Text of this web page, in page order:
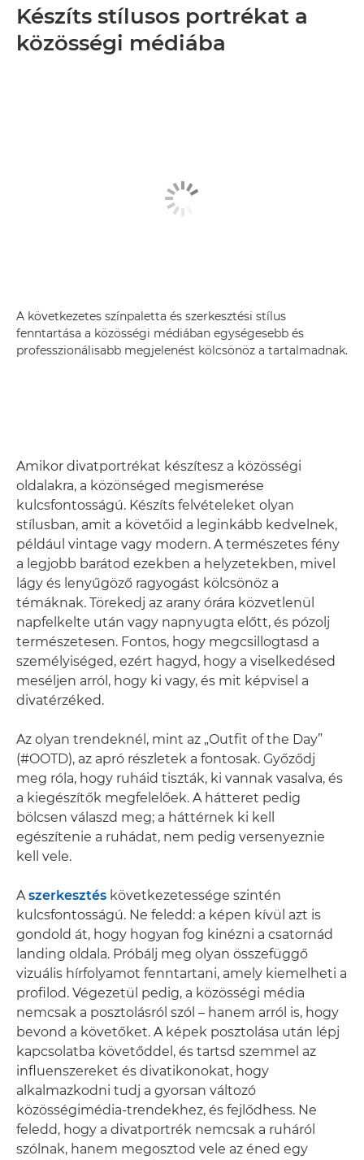
Készíts stílusos portrékat a
közösségi médiába
A következetes színpaletta és szerkesztési stílus
fenntartása a közösségi médiában egységesebb és
professzionálisabb megjelenést kölcsönöz a tartalmadnak.
Amikor divatportrékat készítesz a közösségi
oldalakra, a közönséged megismerése
kulcsfontosságú. Készíts felvételeket olyan
stílusban, amit a követőid a leginkább kedvelnek,
például vintage vagy modern. A természetes fény
a legjobb barátod ezekben a helyzetekben, mivel
lágy és lenyűgöző ragyogást kölcsönöz a
témáknak. Törekedj az arany órára közvetlenül
napfelkelte után vagy napnyugta előtt, és pózolj
természetesen. Fontos, hogy megcsillogtasd a
személyiséged, ezért hagyd, hogy a viselkedésed
meséljen arról, hogy ki vagy, és mit képvisel a
divatérzéked.
Az olyan trendeknél, mint az „Outfit of the Day”
(#OOTD), az apró részletek a fontosak. Győződj
meg róla, hogy ruháid tiszták, ki vannak vasalva, és
a kiegészítők megfelelőek. A hátteret pedig
bölcsen válaszd meg; a háttérnek ki kell
egészítenie a ruhádat, nem pedig versenyeznie
kell vele.
Aszerkesztés következetessége szintén
kulcsfontosságú. Ne feledd: a képen kívül azt is
gondold át, hogy hogyan fog kinézni a csatornád
landing oldala. Próbálj meg olyan összefüggő
vizuális hírfolyamot fenntartani, amely kiemelheti a
profilod. Végezetül pedig, a közösségi média
nemcsak a posztolásról szól – hanem arról is, hogy
bevond a követőket. A képek posztolása után lépj
kapcsolatba követőddel, és tartsd szemmel az
influenszereket és divatikonokat, hogy
alkalmazkodni tudj a gyorsan változó
közösségimédia-trendekhez, és fejlődhess. Ne
feledd, hogy a divatportrék nemcsak a ruháról
szólnak, hanem megosztod vele az éned egy